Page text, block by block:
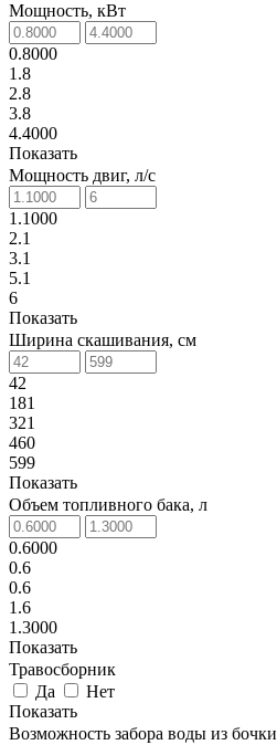
Мощность, кВт
0.8000
1.8
2.8
3.8
4.4000
Показать
Мощность двиг, л/с
1.1000
2.1
3.1
5.1
6
Показать
Ширина скашивания, см
42
181
321
460
599
Показать
Объем топливного бака, л
0.6000
0.6
0.6
1.6
1.3000
Показать
Травосборник
Да
Нет
Показать
Возможность забора воды из бочки